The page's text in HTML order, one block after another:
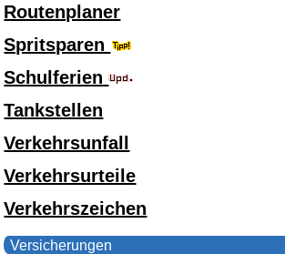
Routenplaner
Spritsparen
Schulferien
Tankstellen
Verkehrsunfall
Verkehrsurteile
Verkehrszeichen
Versicherungen